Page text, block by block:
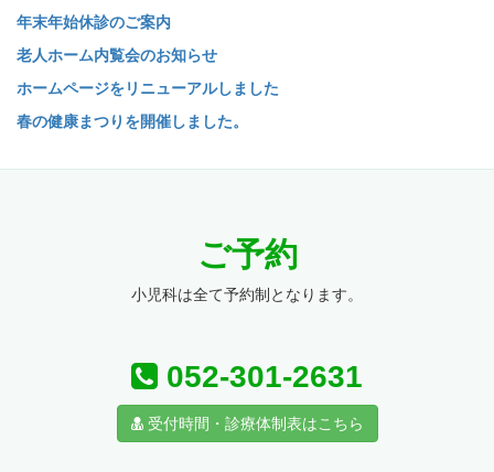
年末年始休診のご案内
老人ホーム内覧会のお知らせ
ホームページをリニューアルしました
春の健康まつりを開催しました。
ご予約
小児科は全て予約制となります。
052-301-2631
受付時間・診療体制表はこちら